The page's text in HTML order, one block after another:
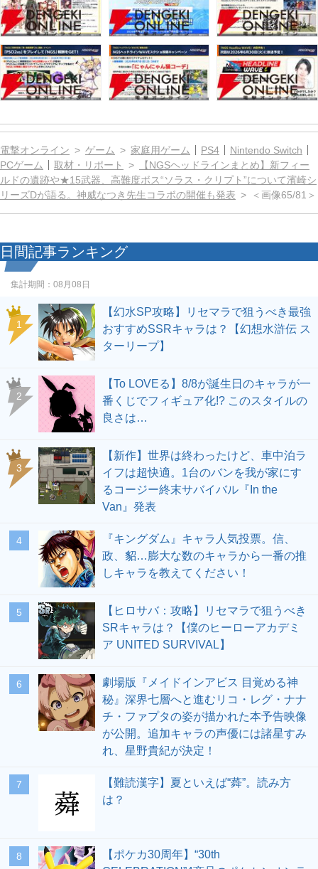
電撃オンライン ゲーム 家庭用ゲーム PS4
Nintendo Switch
PCゲーム
取材・リポート
【NGSヘッドラインまとめ】新フィー
ルドの遺跡や★15武器、高難度ボス“ソラス・クリプト”について濱崎シ
リーズDが語る。神威なつき先生コラボの開催も発表
＜画像65/81＞
日間記事ランキング
集計期間： 08月08日
1
【幻水SP攻略】リセマラで狙うべき最強
おすすめSSRキャラは？【幻想水滸伝 ス
ターリープ】
2
【To LOVEる】8/8が誕生日のキャラが一
番くじでフィギュア化!? このスタイルの
良さは…
3
【新作】世界は終わったけど、車中泊ラ
イフは超快適。1台のバンを我が家にす
るコージー終末サバイバル『In the
Van』発表
4
『キングダム』キャラ人気投票。信、
政、貂…膨大な数のキャラから一番の推
しキャラを教えてください！
5
【ヒロサバ：攻略】リセマラで狙うべき
SRキャラは？【僕のヒーローアカデミ
ア UNITED SURVIVAL】
6
劇場版『メイドインアビス 目覚める神
秘』深界七層へと進むリコ・レグ・ナナ
チ・ファプタの姿が描かれた本予告映像
が公開。追加キャラの声優には諸星すみ
れ、星野貴紀が決定！
7
【難読漢字】夏といえば“蕣”。読み方
は？
8
【ポケカ30周年】“30th